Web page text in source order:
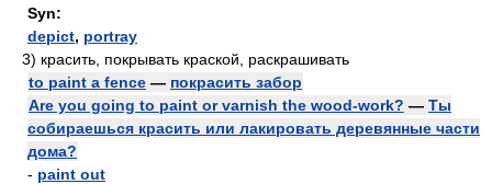
Syn:
depict, portray
3) красить, покрывать краской, раскрашивать
to paint a fence — покрасить забор
Are you going to paint or varnish the wood-work? — Ты
собираешься красить или лакировать деревянные части
дома?
- paint out